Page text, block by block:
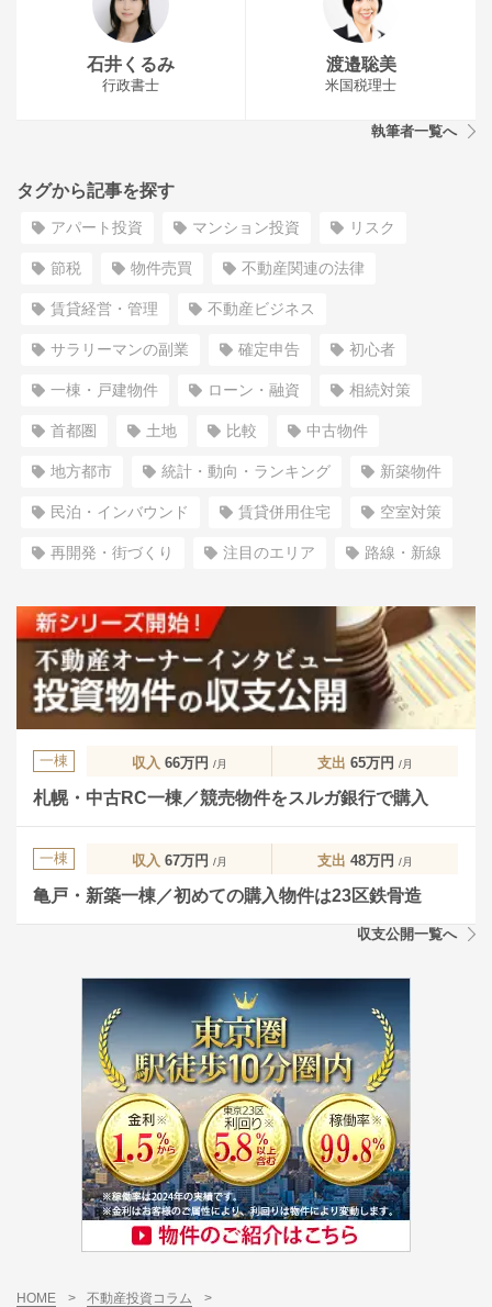
石井くるみ
行政書士
渡邉聡美
米国税理士
執筆者一覧へ
タグから記事を探す
アパート投資 マンション投資 リスク
節税 物件売買 不動産関連の法律
賃貸経営・管理 不動産ビジネス
サラリーマンの副業 確定申告 初心者
一棟・戸建物件 ローン・融資 相続対策
首都圏 土地 比較 中古物件
地方都市 統計・動向・ランキング 新築物件
民泊・インバウンド 賃貸併用住宅 空室対策
再開発・街づくり 注目のエリア 路線・新線
一棟 収入 66万円 /月 支出 65万円 /月
札幌・中古RC一棟／競売物件をスルガ銀行で購入
一棟 収入 67万円 /月 支出 48万円 /月
亀戸・新築一棟／初めての購入物件は23区鉄骨造
収支公開一覧へ
HOME > 不動産投資コラム >